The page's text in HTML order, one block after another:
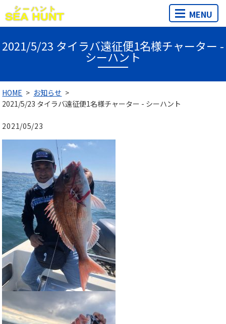
MENU
2021/5/23 タイラバ遠征便1名様チャーター -
シーハント
HOME
お知らせ
2021/5/23 タイラバ遠征便1名様チャーター - シーハント
2021/05/23